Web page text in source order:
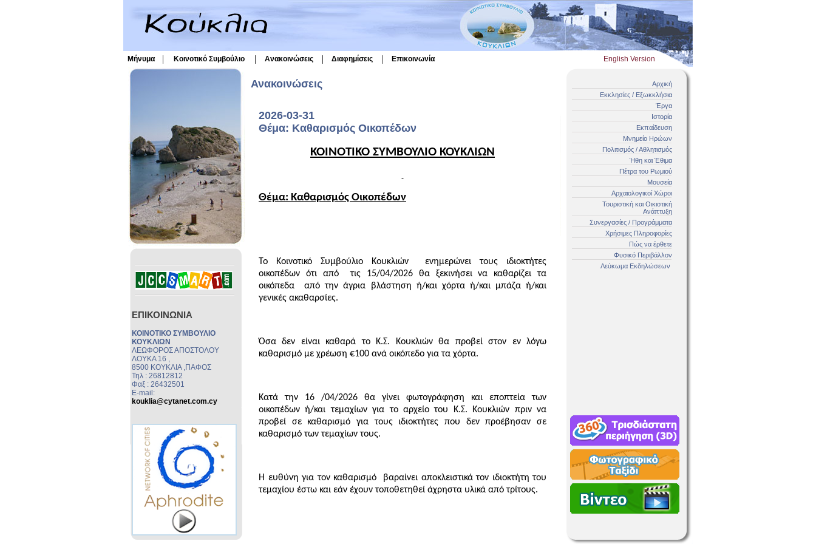
Αρχική
Εκκλησίες / Εξωκκλήσια
Έργα
Ιστορία
Εκπαίδευση
Μνημείο Ηρώων
Πολιτισμός / Αθλητισμός
Ήθη και Έθιμα
Πέτρα του Ρωμιού
Μουσεία
Αρχαιολογικοί Χώροι
Τουριστική και Οικιστική
Ανάπτυξη
Συνεργασίες / Προγράμματα
Χρήσιμες Πληροφορίες
Πώς να έρθετε
Φυσικό Περιβάλλον
Λεύκωμα Εκδηλώσεων
Μήνυμα | Κοινοτικό Συμβούλιο | Ανακοινώσεις | Διαφημίσεις | Επικοινωνία English Version
ΕΠΙΚΟΙΝΩΝΙΑ
ΚΟΙΝΟΤΙΚΟ ΣΥΜΒΟΥΛΙΟ
ΚΟΥΚΛΙΩΝ
ΛΕΩΦΟΡΟΣ ΑΠΟΣΤΟΛΟΥ
ΛΟΥΚΑ 16 ,
8500 ΚΟΥΚΛΙΑ ,ΠΑΦΟΣ
Τηλ : 26812812
Φαξ : 26432501
E-mail:
kouklia@cytanet.com.cy
Ανακοινώσεις